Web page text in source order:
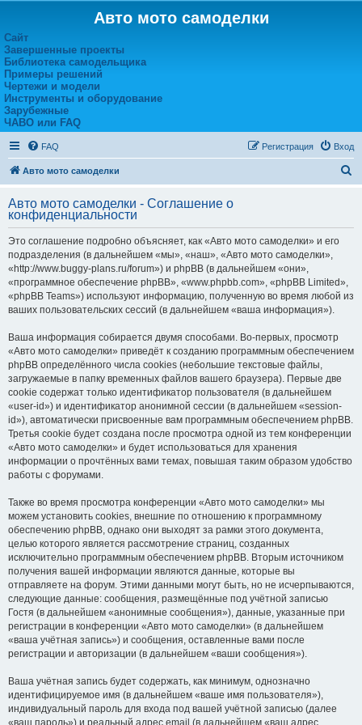
Авто мото самоделки
Сайт
Завершенные проекты
Библиотека самодельщика
Примеры решений
Чертежи и модели
Инструменты и оборудование
Зарубежные
ЧАВО или FAQ
FAQ Вход
Регистрация
Авто мото самоделки
с
Авто мото самоделки - Соглашение о
конфиденциальности
Это соглашение подробно объясняет, как «Авто мото самоделки» и его
подразделения (в дальнейшем «мы», «наш», «Авто мото самоделки»,
«http://www.buggy-plans.ru/forum») и phpBB (в дальнейшем «они»,
«программное обеспечение phpBB», «www.phpbb.com», «phpBB Limited»,
«phpBB Teams») используют информацию, полученную во время любой из
ваших пользовательских сессий (в дальнейшем «ваша информация»).
Ваша информация собирается двумя способами. Во-первых, просмотр
«Авто мото самоделки» приведёт к созданию программным обеспечением
phpBB определённого числа cookies (небольшие текстовые файлы,
загружаемые в папку временных файлов вашего браузера). Первые две
cookie содержат только идентификатор пользователя (в дальнейшем
«user-id») и идентификатор анонимной сессии (в дальнейшем «session-
id»), автоматически присвоенные вам программным обеспечением phpBB.
Третья cookie будет создана после просмотра одной из тем конференции
«Авто мото самоделки» и будет использоваться для хранения
информации о прочтённых вами темах, повышая таким образом удобство
работы с форумами.
Также во время просмотра конференции «Авто мото самоделки» мы
можем установить cookies, внешние по отношению к программному
обеспечению phpBB, однако они выходят за рамки этого документа,
целью которого является рассмотрение страниц, созданных
исключительно программным обеспечением phpBB. Вторым источником
получения вашей информации являются данные, которые вы
отправляете на форум. Этими данными могут быть, но не исчерпываются,
следующие данные: сообщения, размещённые под учётной записью
Гостя (в дальнейшем «анонимные сообщения»), данные, указанные при
регистрации в конференции «Авто мото самоделки» (в дальнейшем
«ваша учётная запись») и сообщения, оставленные вами после
регистрации и авторизации (в дальнейшем «ваши сообщения»).
Ваша учётная запись будет содержать, как минимум, однозначно
идентифицируемое имя (в дальнейшем «ваше имя пользователя»),
индивидуальный пароль для входа под вашей учётной записью (далее
«ваш пароль») и реальный адрес email (в дальнейшем «ваш адрес